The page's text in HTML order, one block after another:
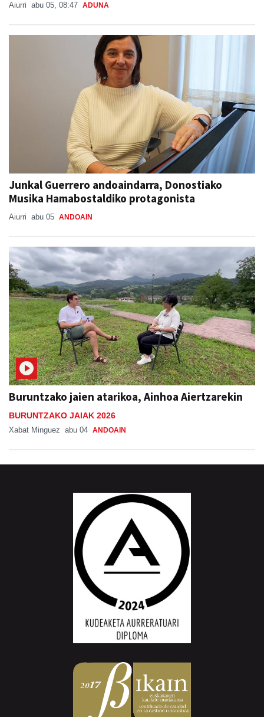
Aiurri abu 05, 08:47 ADUNA
Junkal Guerrero andoaindarra, Donostiako
Musika Hamabostaldiko protagonista
Aiurri abu 05 ANDOAIN
Buruntzako jaien atarikoa, Ainhoa Aiertzarekin
BURUNTZAKO JAIAK 2026
Xabat Minguez abu 04 ANDOAIN